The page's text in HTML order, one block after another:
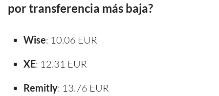
por transferencia más baja?
Wise: 10.06 EUR
XE: 12.31 EUR
Remitly: 13.76 EUR